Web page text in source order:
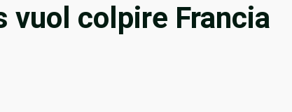
vuol colpire Francia